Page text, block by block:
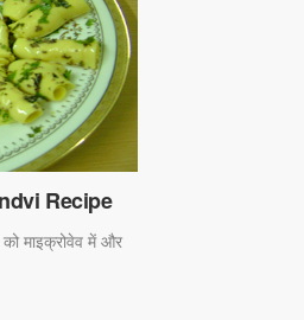
Recipe
को माइक्रोवेव में और